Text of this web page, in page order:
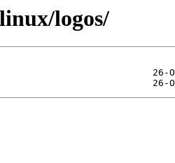
logos/